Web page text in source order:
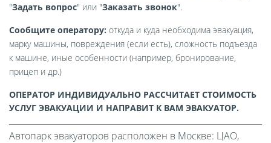
"Задать вопрос" или "Заказать звонок".
Сообщите оператору: откуда и куда необходима эвакуация,
марку машины, повреждения (если есть), сложность подъезда
к машине, иные особенности (например, бронирование,
прицеп и др.)
ОПЕРАТОР ИНДИВИДУАЛЬНО РАССЧИТАЕТ СТОИМОСТЬ
УСЛУГ ЭВАКУАЦИИ И НАПРАВИТ К ВАМ ЭВАКУАТОР.
Автопарк эвакуаторов расположен в Москве: ЦАО,